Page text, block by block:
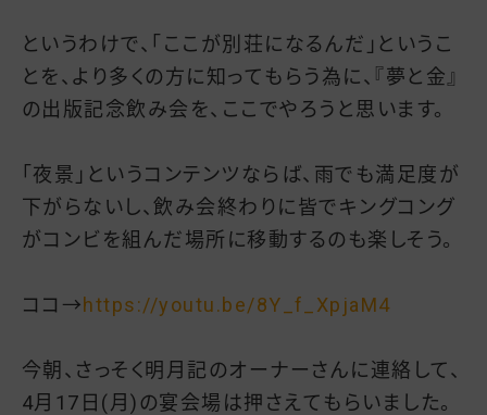
というわけで、「ここが別荘になるんだ」というこ
とを、より多くの方に知ってもらう為に、『夢と金』
の出版記念飲み会を、ここでやろうと思います。
「夜景」というコンテンツならば、雨でも満足度が
下がらないし、飲み会終わりに皆でキングコング
がコンビを組んだ場所に移動するのも楽しそう。
ココ→https://youtu.be/8Y_f_XpjaM4
今朝、さっそく明月記のオーナーさんに連絡して、
4月17日(月)の宴会場は押さえてもらいました。